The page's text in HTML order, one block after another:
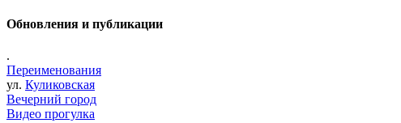
Обновления и публикации
.
Переименования
ул. Куликовская
Вечерний город
Видео прогулка